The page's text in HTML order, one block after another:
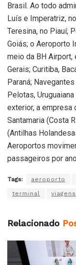
Brasil. Ao todo
Luís e Imperatriz,
Teresina, no Piauí;
Goiás; o Aeroporto
meio da BH Airport,
Gerais; Curitiba,
Paraná;
Pelotas,
exterior, a empresa
Santamaria (Costa
(Antilhas
Aeroportos
passageiros por
Tags: aeroporto
terminal viagens
Relacionado